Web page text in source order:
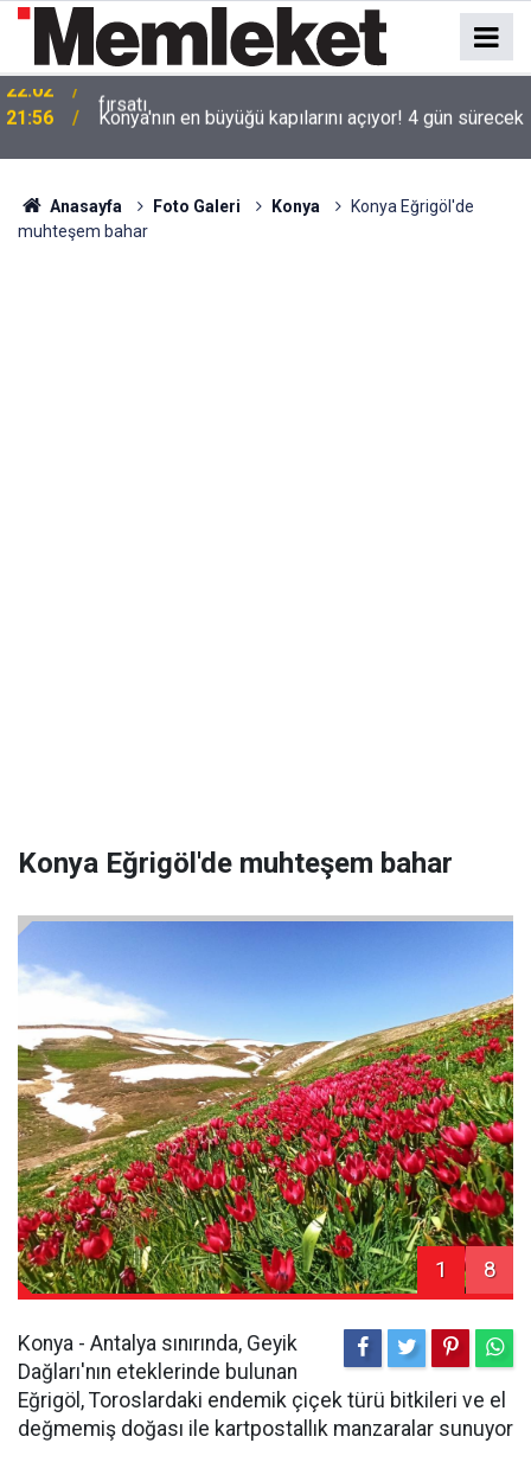
21:56 Konya'nın en büyüğü kapılarını açıyor! 4 gün sürecek
Anasayfa Foto Galeri Konya
Konya Eğrigöl'de
muhteşem bahar
Konya Eğrigöl'de muhteşem bahar
1 8
Konya - Antalya sınırında, Geyik
Dağları'nın eteklerinde bulunan
Eğrigöl, Toroslardaki endemik çiçek türü bitkileri ve el
değmemiş doğası ile kartpostallık manzaralar sunuyor